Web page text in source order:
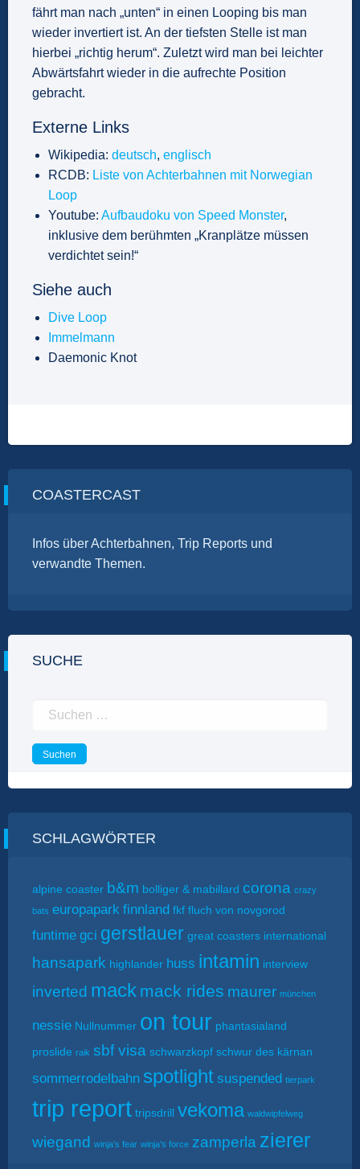
fährt man nach „unten“ in einen Looping bis man
wieder invertiert ist. An der tiefsten Stelle ist man
hierbei „richtig herum“. Zuletzt wird man bei leichter
Abwärtsfahrt wieder in die aufrechte Position
gebracht.
Externe Links
Wikipedia: deutsch, englisch
RCDB: Liste von Achterbahnen mit Norwegian
Loop
Youtube: Aufbaudoku von Speed Monster,
inklusive dem berühmten „Kranplätze müssen
verdichtet sein!“
Siehe auch
Dive Loop
Immelmann
Daemonic Knot
COASTERCAST
Infos über Achterbahnen, Trip Reports und
verwandte Themen.
SUCHE
Suchen
SCHLAGWÖRTER
alpine coaster b&m bolliger & mabillard corona crazy
bats europapark finnland fkf fluch von novgorod
funtime gci gerstlauer great coasters international
hansapark highlander huss intamin interview
inverted mack mack rides maurer münchen
nessie Nullnummer on tour phantasialand
proslide raik sbf visa schwarzkopf schwur des kärnan
sommerrodelbahn spotlight suspended tierpark
trip report tripsdrill vekoma waldwipfelweg
wiegand winja’s fear winja’s force zamperla zierer